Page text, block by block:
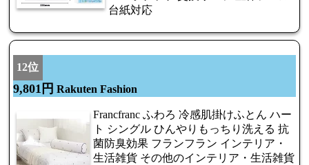
台紙対応
12位
9,801円 Rakuten Fashion
Francfranc ふわろ 冷感肌掛けふとん ハー
ト シングル ひんやりもっちり洗える 抗
菌防臭効果 フランフラン インテリア・
生活雑貨 その他のインテリア・生活雑貨